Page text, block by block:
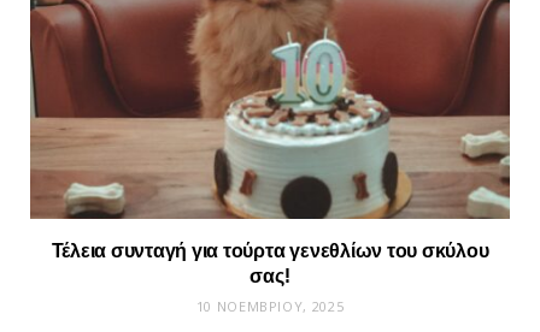
Τέλεια συνταγή για τούρτα γενεθλίων του σκύλου
σας!
10 ΝΟΕΜΒΡΊΟΥ, 2025